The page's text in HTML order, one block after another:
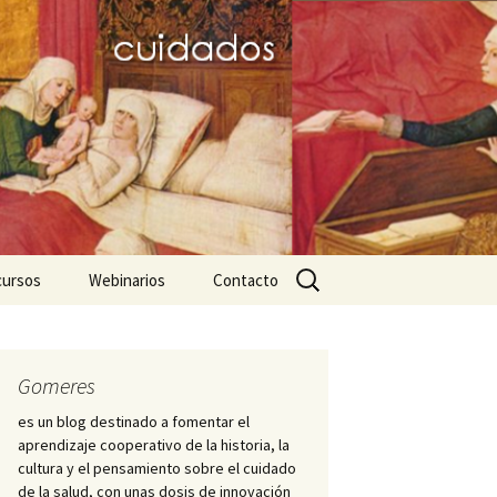
Cátedra Index ICS
para el trabajo
y
científicas
Webinarios
Diálogo hispano-
brasileño sobre Historia
de la Enfermería
Contacto
Buscar:
Gomeres
es un blog destinado a fomentar el
aprendizaje cooperativo de la historia, la
cultura y el pensamiento sobre el cuidado
de la salud, con unas dosis de innovación